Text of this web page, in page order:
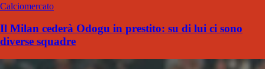
Calciomercato
Il Milan cederà Odogu in prestito: su di lui ci sono
diverse squadre